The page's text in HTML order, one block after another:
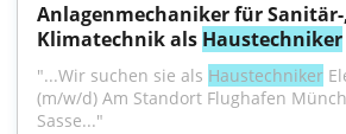
Anlagenmechaniker für
Klimatechnik als Haustechniker
"...Wir suchen sie als Haustechniker
(m/w/d) Am Standort Flughafen
Sasse..."